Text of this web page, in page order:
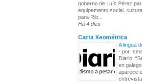
goberno de Luís Pérez
equipamento social,
para Rib...
Há 4 dias
Carta Xeométrica
A lingua
- por
Diario:
en
aparece